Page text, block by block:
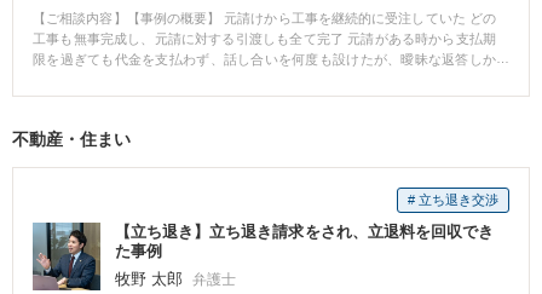
【ご相談内容】【事例の概要】 元請けから工事を継続的に受注していた どの
工事も無事完成し、元請に対する引渡しも全て完了 元請がある時から支払期
限を過ぎても代金を支払わず、話し合いを何度も設けたが、曖昧な返答しか
【今回の事例のポイント】 元請の経営状況の悪化により、早急な債権回収が
要がある 【当弁護士の対応】 債権回収が可能な経営状況か確認するため、元
で、早急に債権回収を行うため、元請の財産を調査し、他工事で施主から受
け取る予定の代金を他の支払いにあてる前に、その代金から支払いを受ける
ため、仮差押え（＊）を行いました。 （＊）仮差押えは、債務者の審尋を経
ず、債権者の審尋のみで発令されることが多く、その場合、債務者にとって
は寝耳に水という状況になります。これにより、債務者の任意の弁済を促す
不動産・住まい
# 立ち退き交渉
【立ち退き】立ち退き請求をされ、立退料を回収でき
た事例
牧野 太郎
弁護士